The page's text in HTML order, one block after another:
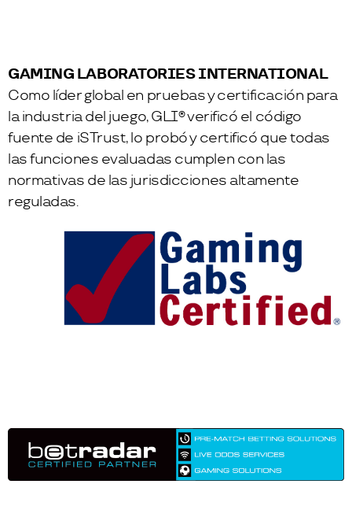
GAMING LABORATORIES INTERNATIONAL
Como líder global en pruebas y certificación para
la industria del juego, GLI® verificó el código
fuente de iSTrust, lo probó y certificó que todas
las funciones evaluadas cumplen con las
normativas de las jurisdicciones altamente
reguladas.